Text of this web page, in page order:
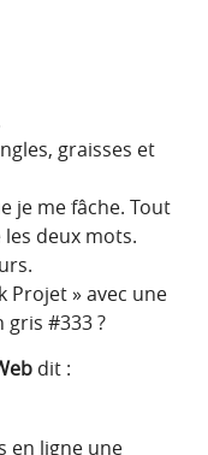
graisses et
je me fâche. Tout
les deux mots.
Projet » avec une
#333 ?
dit :
en ligne une